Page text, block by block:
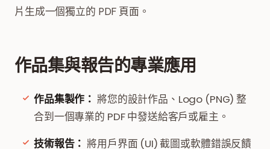
片生成一個獨立的 PDF 頁面。
作品集與報告的專業應用
作品集製作： 將您的設計作品、Logo (PNG) 整
合到一個專業的 PDF 中發送給客戶或雇主。
技術報告： 將用戶界面 (UI) 截圖或軟體錯誤反饋